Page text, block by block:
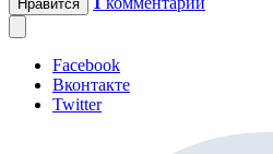
Нравится
Facebook
Вконтакте
Twitter